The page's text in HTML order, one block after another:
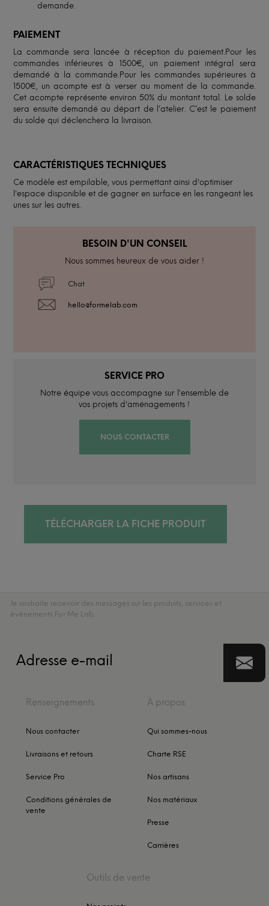
demande.
PAIEMENT
La commande sera lancée à réception du paiement.Pour les
commandes inférieures à 1500€, un paiement intégral sera
demandé à la commande.Pour les commandes supérieures à
1500€, un acompte est à verser au moment de la commande.
Cet acompte représente environ 50% du montant total. Le solde
sera ensuite demandé au départ de l’atelier. C’est le paiement
du solde qui déclenchera la livraison.
CARACTÉRISTIQUES TECHNIQUES
Ce modèle est empilable, vous permettant ainsi d'optimiser
l'espace disponible et de gagner en surface en les rangeant les
unes sur les autres.
BESOIN D'UN CONSEIL
Nous sommes heureux de vous aider !
Chat
hello@formelab.com
SERVICE PRO
Notre équipe vous accompagne sur l'ensemble de
vos projets d'aménagements !
NOUS CONTACTER
TÉLÉCHARGER LA FICHE PRODUIT
Je souhaite recevoir des messages sur les produits, services et
événements For Me Lab.
Renseignements
Nous contacter
Livraisons et retours
Service Pro
Conditions générales de
vente
À propos
Qui sommes-nous
Charte RSE
Nos artisans
Nos matériaux
Presse
Carrières
Outils de vente